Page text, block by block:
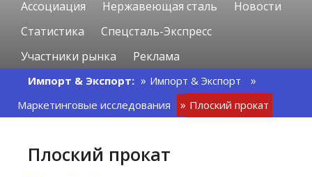
Ассоциация Нержавеющая сталь
Новости
Статистика
Спецсталь-Экспресс
Участники рынка
Реклама
Импорт & Экспорт:
Импорт & Экспорт
Маркетинговые исследования
Плоский прокат
Плоский прокат